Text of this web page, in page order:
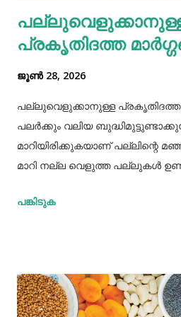
കാരണമാകുന്നത്. മുൻകാലങ്ങളില്‍
പനിക്കാലമായിരുന്നില്ല.
പ്രകൃതിദത്ത
ജൂൺ 28, 2026
പല്ലുവെളുക്കാനുള്ള പ്രകൃതിദത്ത
പലർക്കും വലിയ
മാറിയിരിക്കുകയാണ് പല്ലിന്റെ
മാറി നല്ല വെളുത്ത പല്ലുകൾ
പല്ലിന്‍റെ മഞ്ഞനിറം മാറ്റാന്‍ പല
പരിചയപ്പെടാം. പഴങ്ങളും
അടങ്ങിയ പഴങ്ങളും പച്ചക്കറികളും
പങ്കിടുക